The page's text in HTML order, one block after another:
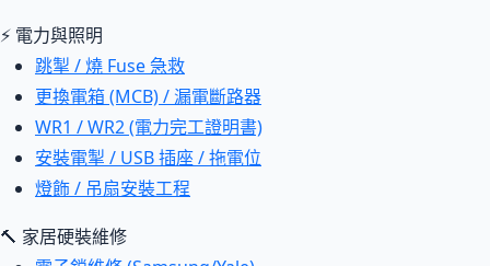
⚡ 電力與照明
跳掣 / 燒 Fuse 急救
更換電箱 (MCB) / 漏電斷路器
WR1 / WR2 (電力完工證明書)
安裝電掣 / USB 插座 / 拖電位
燈飾 / 吊扇安裝工程
🔨 家居硬裝維修